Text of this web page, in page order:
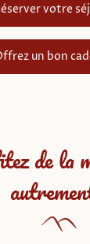
votre
un bon
de la